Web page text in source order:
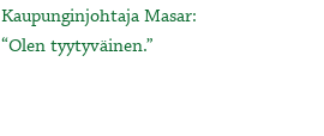
Kaupunginjohtaja Masar:
“Olen tyytyväinen.”